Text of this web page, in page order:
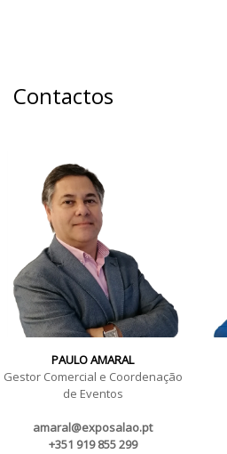
Contactos
PAULO AMARAL
Gestor Comercial e Coordenação
de Eventos
amaral@exposalao.pt
+351 919 855 299